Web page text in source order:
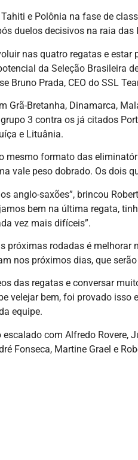
e Polônia na fase de
duelos decisivos na raia das
nas quatro regatas e
da Seleção Brasileira
Bruno Prada, CEO do SSL
Grã-Bretanha, Dinamarca,
3 contra os já citados
e Lituânia.
mesmo formato das
vale peso dobrado. Os dois
anglo-saxões”, brincou
bem na última regata,
vez mais difíceis”.
próximas rodadas é
nos próximos dias, que
das regatas e conversar
velejar bem, foi provado
equipe.
com Alfredo Rovere,
Fonseca, Martine Grael e